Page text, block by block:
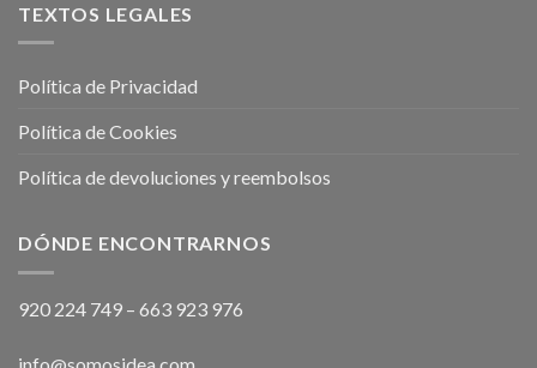
TEXTOS LEGALES
Política de Privacidad
Política de Cookies
Política de devoluciones y reembolsos
DÓNDE ENCONTRARNOS
920 224 749 – 663 923 976